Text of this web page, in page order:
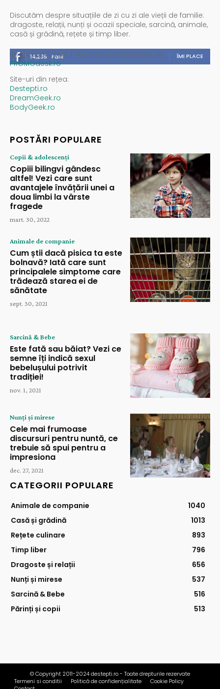
Discutăm despre situațiile de zi cu zi ale vieții de familie:
dragoste, relații, nunți și ocazii speciale, sarcină, animale,
casă și grădină, rețete și timp liber.
14,235 Fani ÎMI PLACE
Spații publicitare / reclamă administrată de
PROMOdesk.ro
Site-uri din rețea:
Destepti.ro
DreamGeek.ro
BodyGeek.ro
POSTĂRI POPULARE
Copii & adolescenți
Copiii bilingvi gândesc
altfel! Vezi care sunt
avantajele învățării unei a
doua limbi la vârste
fragede
mart. 30, 2022
Animale de companie
Cum știi dacă pisica ta este
bolnavă? Iată care sunt
principalele simptome care
trădează starea ei de
sănătate
sept. 30, 2021
Sarcină & Bebe
Este fată sau băiat? Vezi ce
semne îți indică sexul
bebelușului potrivit
tradiției!
nov. 1, 2021
Nunți și mirese
Cele mai frumoase
discursuri pentru nuntă, ce
trebuie să spui pentru a
impresiona
dec. 27, 2021
CATEGORII POPULARE
Animale de companie
1040
Casă și grădină
1013
Rețete culinare
893
Timp liber
796
Dragoste și relații
656
Nunți și mirese
537
Sarcină & Bebe
516
Părinți și copii
513
© Copyright 2011-2024 destepti.ro - Toate drepturile rezervate
Termeni si conditii
Politică de confidențialitate
Cookie Policy